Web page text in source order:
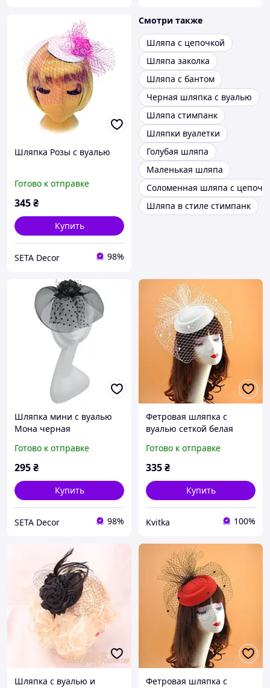
Шляпка Розы с вуалью
Готово к отправке
345₴
Купить
SETA Decor 98%
Смотри также
Шляпа с цепочкой
Шляпа заколка
Шляпа с бантом
Черная шляпка с вуалью
Шляпа стимпанк
Шляпки вуалетки
Голубая шляпа
Маленькая шляпа
Соломенная шляпа с
Шляпа в стиле стимпанк
Шляпка мини с вуалью
Мона черная
Готово к отправке
295₴
Купить
SETA Decor 98%
Фетровая шляпка с
вуалью сеткой белая
Готово к отправке
335₴
Купить
Kvitka 100%
Шляпка с вуалью и
Фетровая шляпка с